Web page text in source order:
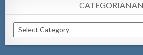
CATEGORIANAN
Categorianan